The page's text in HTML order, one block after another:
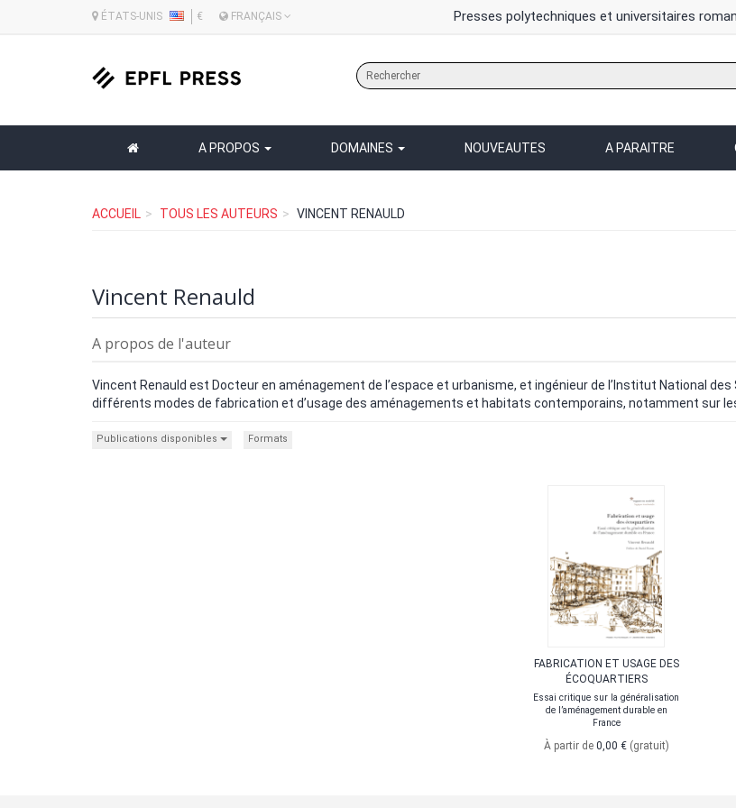
ÉTATS-UNIS € FRANÇAIS Presses polytechniques et universitaires
sur
site
A PROPOS DOMAINES NOUVEAUTES A PARAITRE
ACCUEIL TOUS LES AUTEURS VINCENT RENAULD
Vincent Renauld
A propos de l'auteur
Vincent Renauld est Docteur en aménagement de l’espace et urbanisme, et ingénieur de l’Institut National
différents modes de fabrication et d’usage des aménagements et habitats contemporains, notamment sur
Publications disponibles Formats
FABRICATION ET USAGE DES
ÉCOQUARTIERS
Essai critique sur la généralisation
de l’aménagement durable en
France
À partir de 0,00 € (gratuit)